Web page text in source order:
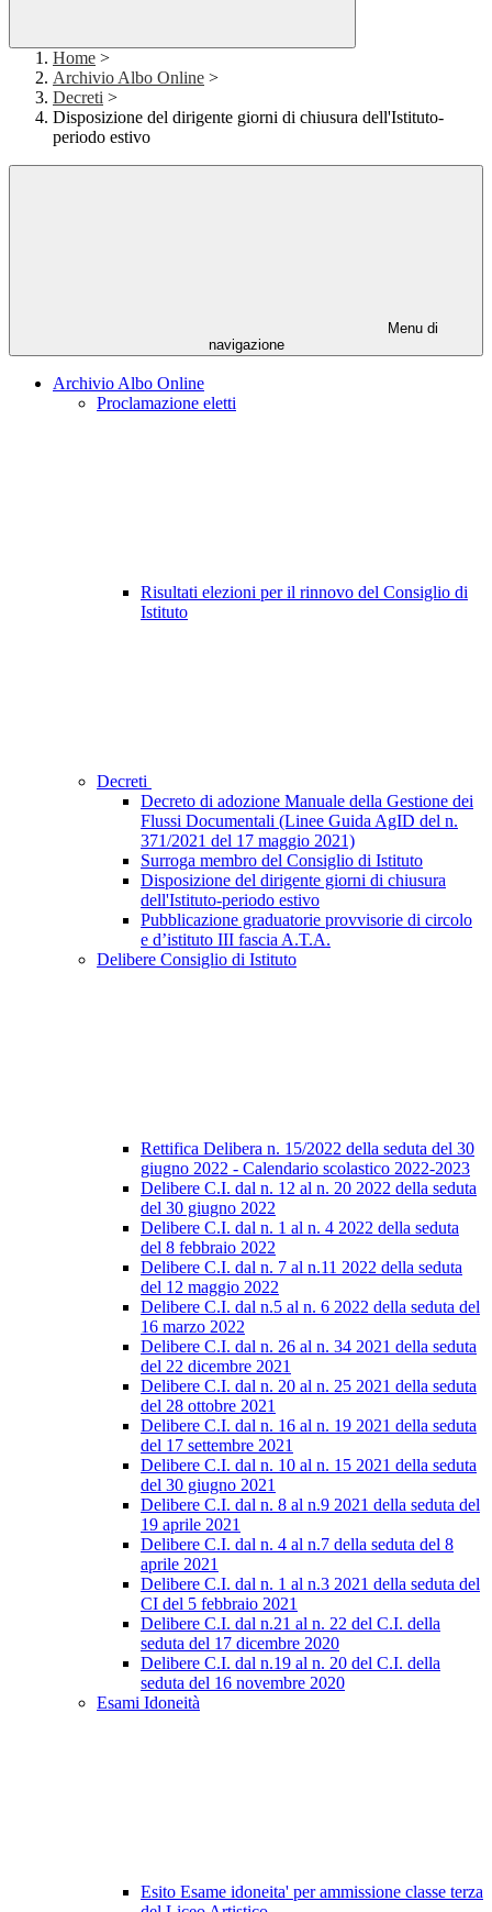
Home >
Archivio Albo Online >
Decreti >
Disposizione del dirigente giorni di chiusura dell'Istituto-
periodo estivo
Menu di
navigazione
Archivio Albo Online
Proclamazione eletti
Risultati elezioni per il rinnovo del Consiglio di
Istituto
Decreti
Decreto di adozione Manuale della Gestione dei
Flussi Documentali (Linee Guida AgID del n.
371/2021 del 17 maggio 2021)
Surroga membro del Consiglio di Istituto
Disposizione del dirigente giorni di chiusura
dell'Istituto-periodo estivo
Pubblicazione graduatorie provvisorie di circolo
e d’istituto III fascia A.T.A.
Delibere Consiglio di Istituto
Rettifica Delibera n. 15/2022 della seduta del 30
giugno 2022 - Calendario scolastico 2022-2023
Delibere C.I. dal n. 12 al n. 20 2022 della seduta
del 30 giugno 2022
Delibere C.I. dal n. 1 al n. 4 2022 della seduta
del 8 febbraio 2022
Delibere C.I. dal n. 7 al n.11 2022 della seduta
del 12 maggio 2022
Delibere C.I. dal n.5 al n. 6 2022 della seduta del
16 marzo 2022
Delibere C.I. dal n. 26 al n. 34 2021 della seduta
del 22 dicembre 2021
Delibere C.I. dal n. 20 al n. 25 2021 della seduta
del 28 ottobre 2021
Delibere C.I. dal n. 16 al n. 19 2021 della seduta
del 17 settembre 2021
Delibere C.I. dal n. 10 al n. 15 2021 della seduta
del 30 giugno 2021
Delibere C.I. dal n. 8 al n.9 2021 della seduta del
19 aprile 2021
Delibere C.I. dal n. 4 al n.7 della seduta del 8
aprile 2021
Delibere C.I. dal n. 1 al n.3 2021 della seduta del
CI del 5 febbraio 2021
Delibere C.I. dal n.21 al n. 22 del C.I. della
seduta del 17 dicembre 2020
Delibere C.I. dal n.19 al n. 20 del C.I. della
seduta del 16 novembre 2020
Esami Idoneità
Esito Esame idoneita' per ammissione classe terza